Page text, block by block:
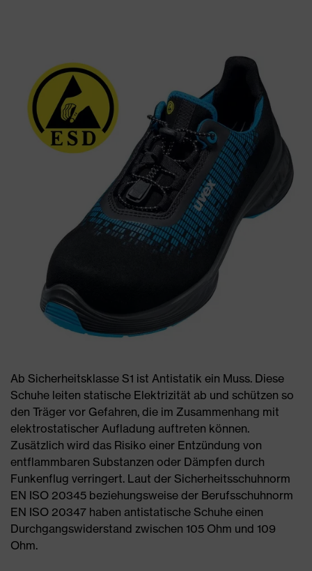
Ab Sicherheitsklasse S1 ist Antistatik ein Muss. Diese
Schuhe leiten statische Elektrizität ab und schützen so
den Träger vor Gefahren, die im Zusammenhang mit
elektrostatischer Aufladung auftreten können.
Zusätzlich wird das Risiko einer Entzündung von
entflammbaren Substanzen oder Dämpfen durch
Funkenflug verringert. Laut der Sicherheitsschuhnorm
EN ISO 20345 beziehungsweise der Berufsschuhnorm
EN ISO 20347 haben antistatische Schuhe einen
Durchgangswiderstand zwischen 105 Ohm und 109
Ohm.